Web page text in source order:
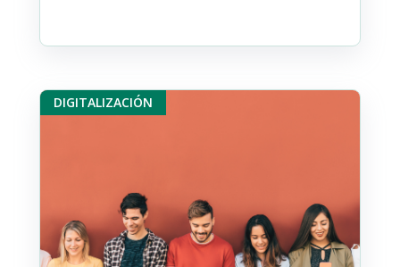
DIGITALIZACIÓN